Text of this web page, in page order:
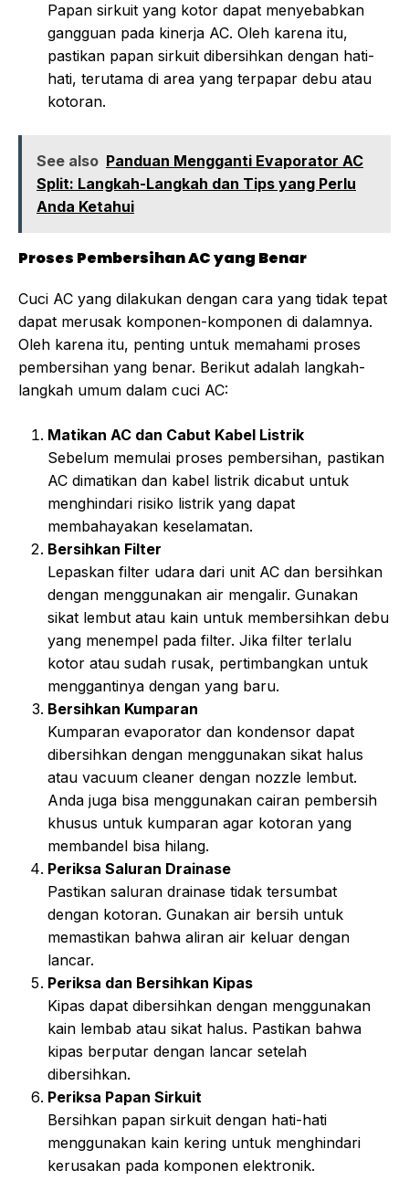
Papan sirkuit yang kotor dapat menyebabkan
gangguan pada kinerja AC. Oleh karena itu,
pastikan papan sirkuit dibersihkan dengan hati-
hati, terutama di area yang terpapar debu atau
kotoran.
See also Panduan Mengganti Evaporator AC
Split: Langkah-Langkah dan Tips yang Perlu
Anda Ketahui
Proses Pembersihan AC yang Benar
Cuci AC yang dilakukan dengan cara yang tidak tepat
dapat merusak komponen-komponen di dalamnya.
Oleh karena itu, penting untuk memahami proses
pembersihan yang benar. Berikut adalah langkah-
langkah umum dalam cuci AC:
Matikan AC dan Cabut Kabel Listrik
Sebelum memulai proses pembersihan, pastikan
AC dimatikan dan kabel listrik dicabut untuk
menghindari risiko listrik yang dapat
membahayakan keselamatan.
Bersihkan Filter
Lepaskan filter udara dari unit AC dan bersihkan
dengan menggunakan air mengalir. Gunakan
sikat lembut atau kain untuk membersihkan debu
yang menempel pada filter. Jika filter terlalu
kotor atau sudah rusak, pertimbangkan untuk
menggantinya dengan yang baru.
Bersihkan Kumparan
Kumparan evaporator dan kondensor dapat
dibersihkan dengan menggunakan sikat halus
atau vacuum cleaner dengan nozzle lembut.
Anda juga bisa menggunakan cairan pembersih
khusus untuk kumparan agar kotoran yang
membandel bisa hilang.
Periksa Saluran Drainase
Pastikan saluran drainase tidak tersumbat
dengan kotoran. Gunakan air bersih untuk
memastikan bahwa aliran air keluar dengan
lancar.
Periksa dan Bersihkan Kipas
Kipas dapat dibersihkan dengan menggunakan
kain lembab atau sikat halus. Pastikan bahwa
kipas berputar dengan lancar setelah
dibersihkan.
Periksa Papan Sirkuit
Bersihkan papan sirkuit dengan hati-hati
menggunakan kain kering untuk menghindari
kerusakan pada komponen elektronik.